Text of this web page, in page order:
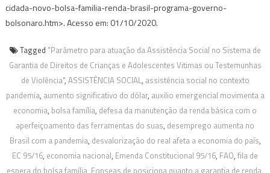
cidada-novo-bolsa-familia-renda-brasil-programa-governo-
bolsonaro.htm>. Acesso em: 01/10/2020.
Tagged "Parâmetro para atuação da Assistência Social no Sistema de
Garantia de Direitos de Crianças e Adolescentes Vitimas ou Testemunhas
de Violência", ASSISTÊNCIA SOCIAL, assistência social no contexto
pandemia, aumento significativo do dólar, auxilio emergencial movimenta a
economia, bolsa família, defesa da manutenção da renda básica com o
aperfeiçoamento das ferramentas do suas, desemprego aumenta no
Brasil com a pandemia, desvalorização do real afeta a economia do país,
EC 95/16, economia nacional, Emenda Constitucional 95/16, FAO, fila de
espera do bolsa família Fonseas de posiciona quanto a garantia de renda